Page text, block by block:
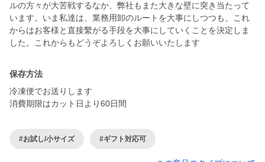
ルの方々が大苦戦するなか、弊社もまた大きな壁に突き当たって
います。いま私達は、業務用卸のルートを大事にしつつも、これ
からはお客様と直接繫がる手段を大事にしていくことを決定しま
した。これからもどうぞよろしくお願いいたします
保存方法
冷凍便でお送りします
消費期限はカット日より60日間
#お試し/小サイズ #ギフト対応可